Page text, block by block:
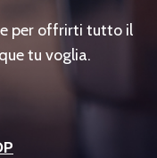
per offrirti tutto il
tu voglia.